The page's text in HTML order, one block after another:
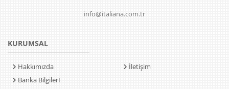
info@italiana.com.tr
KURUMSAL
Hakkımızda
Banka Bilgilerİ
İletişim